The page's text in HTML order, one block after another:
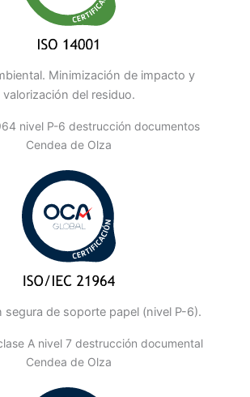
Minimización de impacto y
valorización del residuo.
nivel P-6 destrucción documentos
Cendea de Olza
segura de soporte papel (nivel P-6).
A nivel 7 destrucción documental
Cendea de Olza